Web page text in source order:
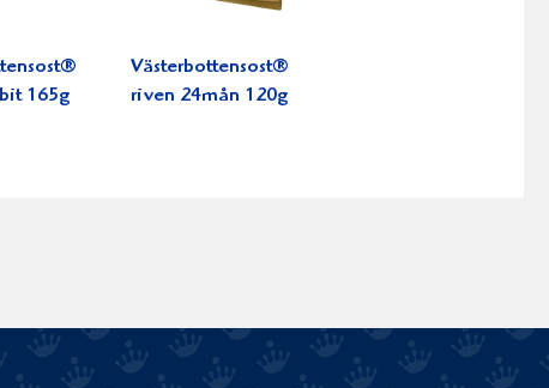
165g
Västerbottensost®
riven 24mån 120g